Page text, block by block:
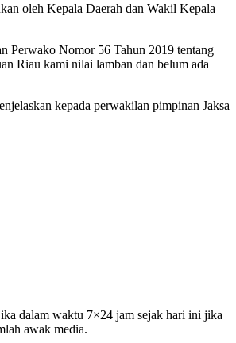
oleh Kepala Daerah dan Wakil Kepala
Perwako Nomor 56 Tahun 2019 tentang
Riau kami nilai lamban dan belum ada
kepada perwakilan pimpinan Jaksa
dalam waktu 7×24 jam sejak hari ini jika
awak media.